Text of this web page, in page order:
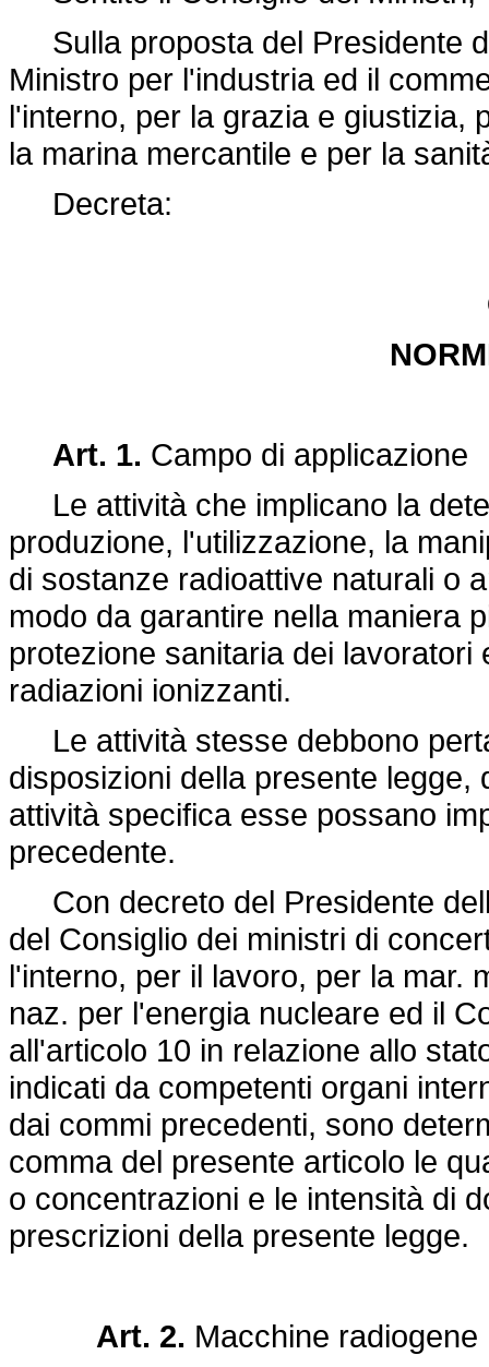
Sulla proposta del Presidente
Ministro per l'industria ed il
l'interno, per la grazia e giustizia,
la marina mercantile e per la
Decreta:
Art. 1. Campo di applicazione
Le attività che implicano la
produzione, l'utilizzazione, la
di sostanze radioattive naturali o
modo da garantire nella maniera
protezione sanitaria dei
radiazioni ionizzanti.
Le attività stesse debbono
disposizioni della presente
attività specifica esse possano
precedente.
Con decreto del Presidente
del Consiglio dei ministri di
l'interno, per il lavoro, per la mar.
naz. per l'energia nucleare ed il
all'articolo 10 in relazione allo
indicati da competenti organi
dai commi precedenti, sono
comma del presente articolo le
o concentrazioni e le intensità di
prescrizioni della presente legge.
Art. 2. Macchine radiogene